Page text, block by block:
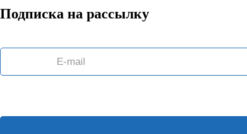
Подписка на рассылку